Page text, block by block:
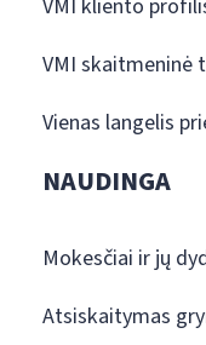
VMI kliento
VMI skaitmeninė
Vienas langelis
NAUDINGA
Mokesčiai ir jų
Atsiskaitymas